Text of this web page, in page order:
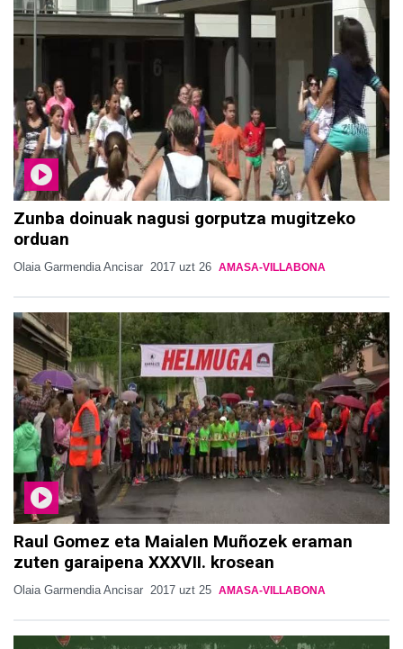
Zunba doinuak nagusi gorputza mugitzeko
orduan
Olaia Garmendia Ancisar 2017 uzt 26 AMASA-VILLABONA
Raul Gomez eta Maialen Muñozek eraman
zuten garaipena XXXVII. krosean
Olaia Garmendia Ancisar 2017 uzt 25 AMASA-VILLABONA